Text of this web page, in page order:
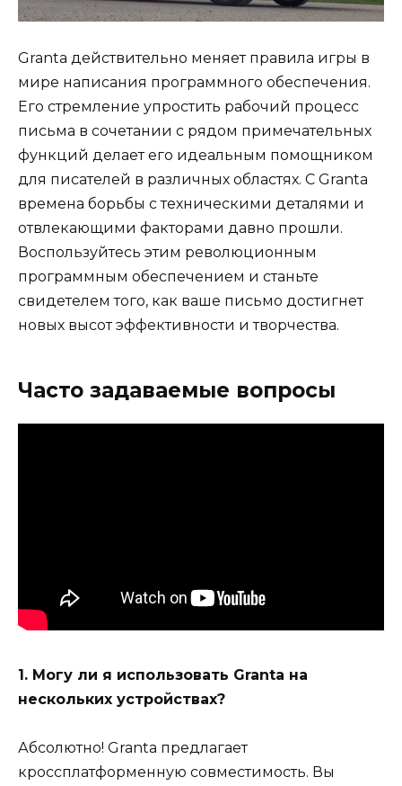
Granta действительно меняет правила игры в
мире написания программного обеспечения.
Его стремление упростить рабочий процесс
письма в сочетании с рядом примечательных
функций делает его идеальным помощником
для писателей в различных областях. С Granta
времена борьбы с техническими деталями и
отвлекающими факторами давно прошли.
Воспользуйтесь этим революционным
программным обеспечением и станьте
свидетелем того, как ваше письмо достигнет
новых высот эффективности и творчества.
Часто задаваемые вопросы
1. Могу ли я использовать Granta на
нескольких устройствах?
Абсолютно! Granta предлагает
кроссплатформенную совместимость. Вы